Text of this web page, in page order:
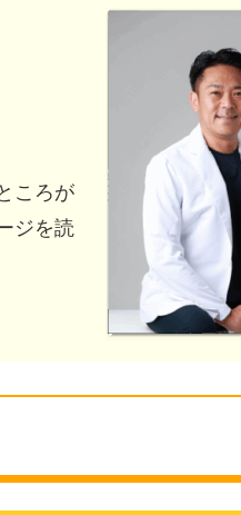
ころが
ジを読